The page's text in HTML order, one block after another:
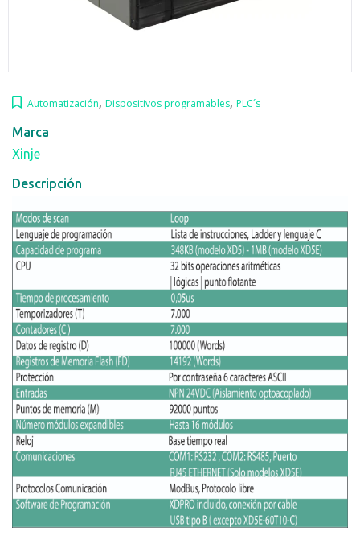
Automatización, Dispositivos programables, PLC´s
Marca
Xinje
Descripción